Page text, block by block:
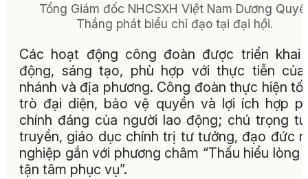
Tổng Giám đốc NHCSXH Việt Nam Dương
Thắng phát biểu chỉ đạo tại đại hội.
Các hoạt động công đoàn được triển khai
động, sáng tạo, phù hợp với thực tiễn
nhánh và địa phương. Công đoàn thực hiện
trò đại diện, bảo vệ quyền và lợi ích hợp
chính đáng của người lao động; chú trọng
truyền, giáo dục chính trị tư tưởng, đạo đức
nghiệp gắn với phương châm “Thấu hiểu lòng
tận tâm phục vụ”.